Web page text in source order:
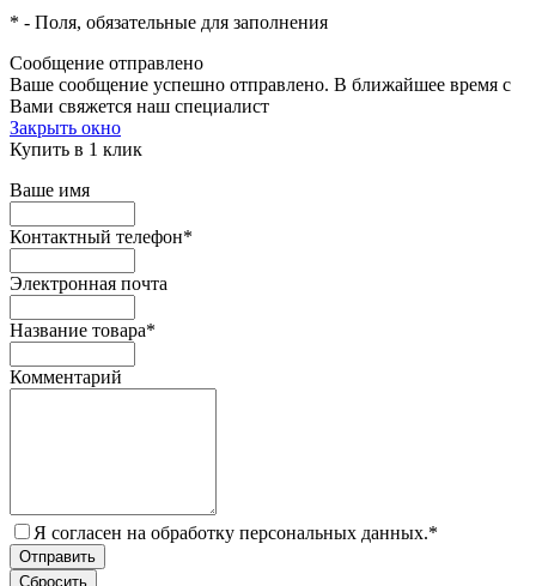
* - Поля, обязательные для заполнения
Сообщение отправлено
Ваше сообщение успешно отправлено. В ближайшее время с
Вами свяжется наш специалист
Закрыть окно
Купить в 1 клик
Ваше имя
Контактный телефон*
Электронная почта
Название товара*
Комментарий
Я согласен на обработку персональных данных.*